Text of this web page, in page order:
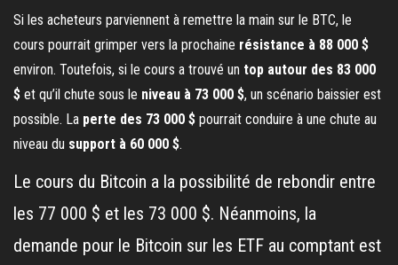
Si les acheteurs parviennent à remettre la main sur le BTC, le
cours pourrait grimper vers la prochaine résistance à 88 000 $
environ. Toutefois, si le cours a trouvé un top autour des 83 000
$ et qu’il chute sous le niveau à 73 000 $, un scénario baissier est
possible. La perte des 73 000 $ pourrait conduire à une chute au
niveau du support à 60 000 $.
Le cours du Bitcoin a la possibilité de rebondir entre
les 77 000 $ et les 73 000 $. Néanmoins, la
demande pour le Bitcoin sur les ETF au comptant est